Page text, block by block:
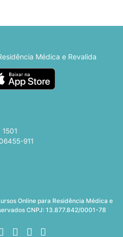
Médica e Revalida
911
Online para Residência Médica e
CNPJ: 13.877.842/0001-78